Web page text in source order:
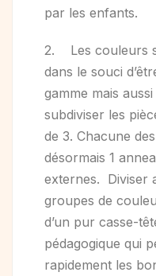
par les enfants.
2. Les couleurs
dans le souci
gamme mais
subdiviser les
de 3. Chacune
désormais 1
externes. Diviser
groupes de
d’un pur casse-
pédagogique qui
rapidement les